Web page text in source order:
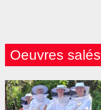
Oeuvres